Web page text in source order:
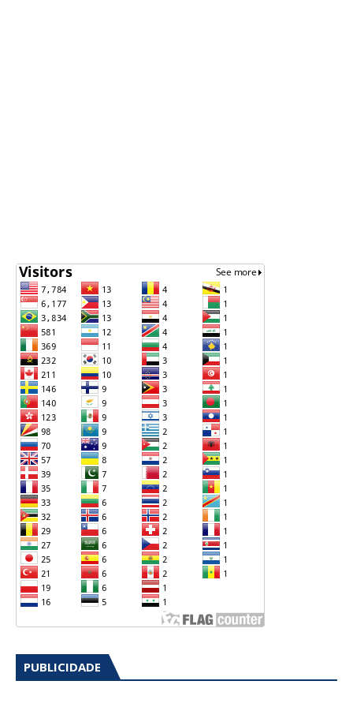
PUBLICIDADE